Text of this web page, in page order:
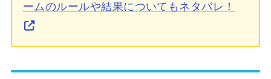
ームのルールや結果についてもネタバレ！